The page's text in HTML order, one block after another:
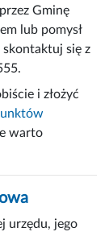
Gminę
lub pomysł
się z
i złożyć
warto
urzędu, jego